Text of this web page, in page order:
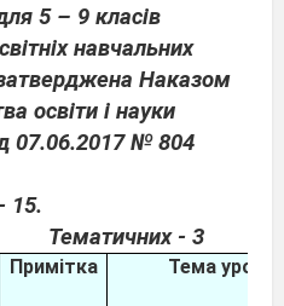
5 – 9 класів
навчальних
Наказом
освіти і науки
07.06.2017 № 804
15.
Тематичних - 3
Примітка Тема уроку